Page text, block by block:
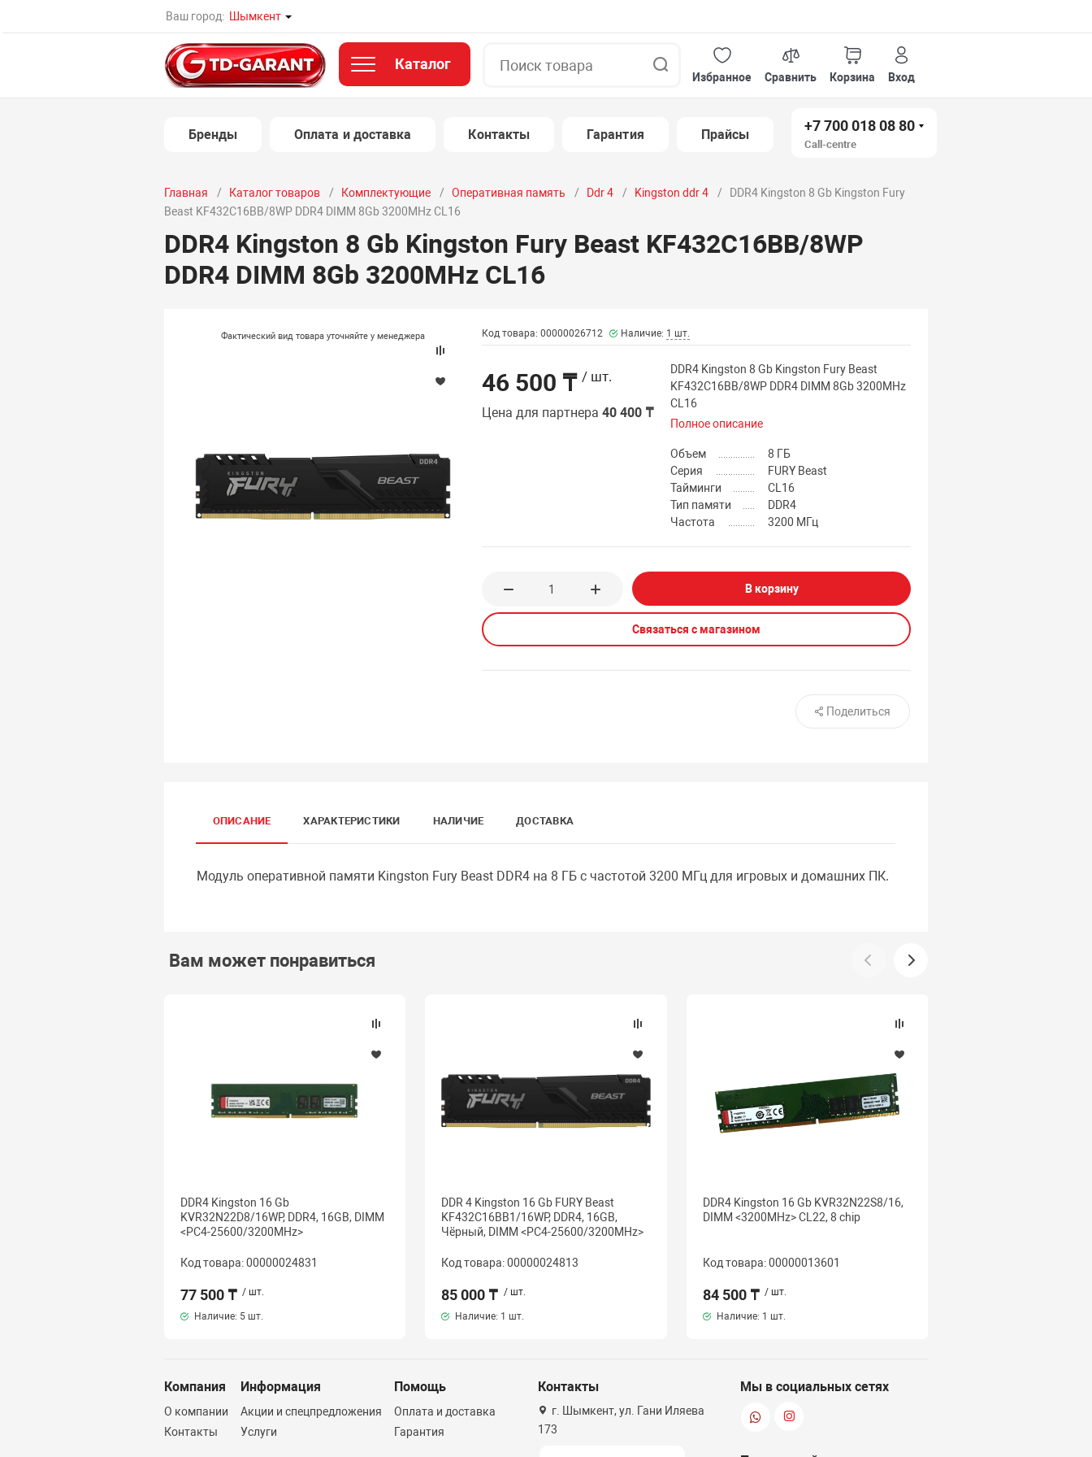
Ваш город: Шымкент
Каталог
Избранное
Сравнить Корзина Вход
Бренды Оплата и доставка Контакты Гарантия Прайсы
+7 700 018 08 80
Call-centre
Главная Каталог товаров Комплектующие Оперативная память Ddr 4 Kingston ddr 4
DDR4 Kingston 8 Gb Kingston Fury
Beast KF432C16BB/8WP DDR4 DIMM 8Gb 3200MHz CL16
DDR4 Kingston 8 Gb Kingston Fury Beast KF432C16BB/8WP
DDR4 DIMM 8Gb 3200MHz CL16
Фактический вид товара уточняйте у менеджера Код товара: 00000026712 Наличие: 1 шт.
46 500 ₸ / шт.
Цена для партнера40 400 ₸
DDR4 Kingston 8 Gb Kingston Fury Beast
KF432C16BB/8WP DDR4 DIMM 8Gb 3200MHz
CL16
Полное описание
Объем
8 ГБ
Серия
FURY Beast
Тайминги
CL16
Тип памяти
DDR4
Частота
3200 МГц
В корзину
Связаться с магазином
Поделиться
ОПИСАНИЕ ХАРАКТЕРИСТИКИ НАЛИЧИЕ ДОСТАВКА
Модуль оперативной памяти Kingston Fury Beast DDR4 на 8 ГБ с частотой 3200 МГц для игровых и домашних ПК.
Вам может понравиться
DDR4 Kingston 16 Gb
KVR32N22D8/16WP, DDR4, 16GB, DIMM
<PC4-25600/3200MHz>
Код товара: 00000024831
77 500 ₸ / шт.
Наличие: 5 шт.
DDR 4 Kingston 16 Gb FURY Beast
KF432C16BB1/16WP, DDR4, 16GB,
Чёрный, DIMM <PC4-25600/3200MHz>
Код товара: 00000024813
85 000 ₸ / шт.
Наличие: 1 шт.
DDR4 Kingston 16 Gb KVR32N22S8/16,
DIMM <3200MHz> CL22, 8 chip
Код товара: 00000013601
84 500 ₸ / шт.
Наличие: 1 шт.
Компания
О компании
Контакты
Информация
Акции и спецпредложения
Услуги
Помощь
Оплата и доставка
Гарантия
Контакты
г. Шымкент, ул. Гани Иляева
173
Мы в социальных сетях